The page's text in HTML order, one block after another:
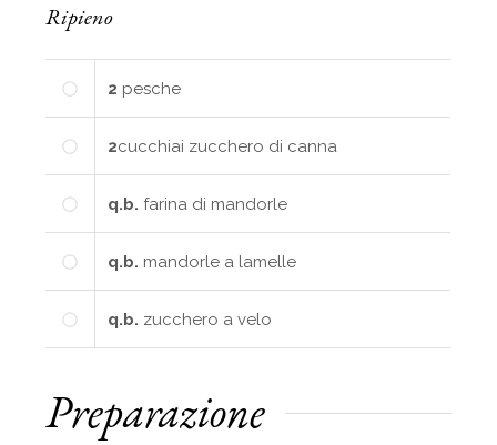
Ripieno
2 pesche
2cucchiai zucchero di canna
q.b. farina di mandorle
q.b. mandorle a lamelle
q.b. zucchero a velo
Preparazione